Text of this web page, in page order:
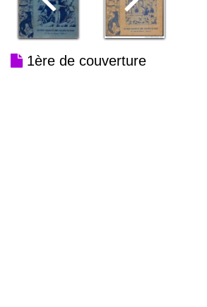
1ère de couverture